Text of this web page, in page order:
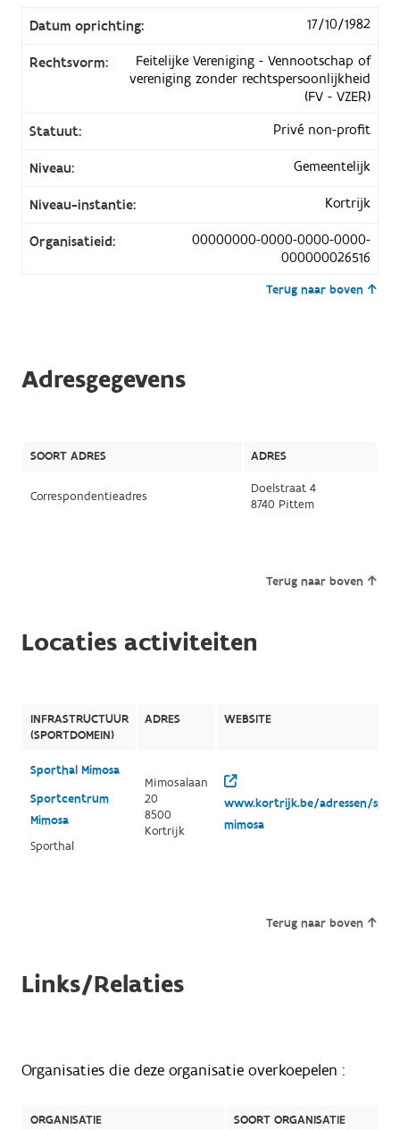
Datum oprichting: 17/10/1982
Rechtsvorm:
Feitelijke Vereniging - Vennootschap of
vereniging zonder rechtspersoonlijkheid
(FV - VZER)
Statuut:
Privé non-profit
Niveau: Gemeentelijk
Niveau-instantie: Kortrijk
Organisatieid:
00000000-0000-0000-0000-
000000026516
Terug naar boven
Adresgegevens
SOORT ADRES ADRES
Correspondentieadres
Doelstraat 4
8740 Pittem
Terug naar boven
Locaties activiteiten
INFRASTRUCTUUR
(SPORTDOMEIN)
ADRES WEBSITE
Sporthal Mimosa
Sportcentrum
Mimosa
Sporthal
Mimosalaan
20
8500
Kortrijk
www.kortrijk.be/adressen/
mimosa
Terug naar boven
Links/Relaties
Organisaties die deze organisatie overkoepelen :
ORGANISATIE
SOORT ORGANISATIE